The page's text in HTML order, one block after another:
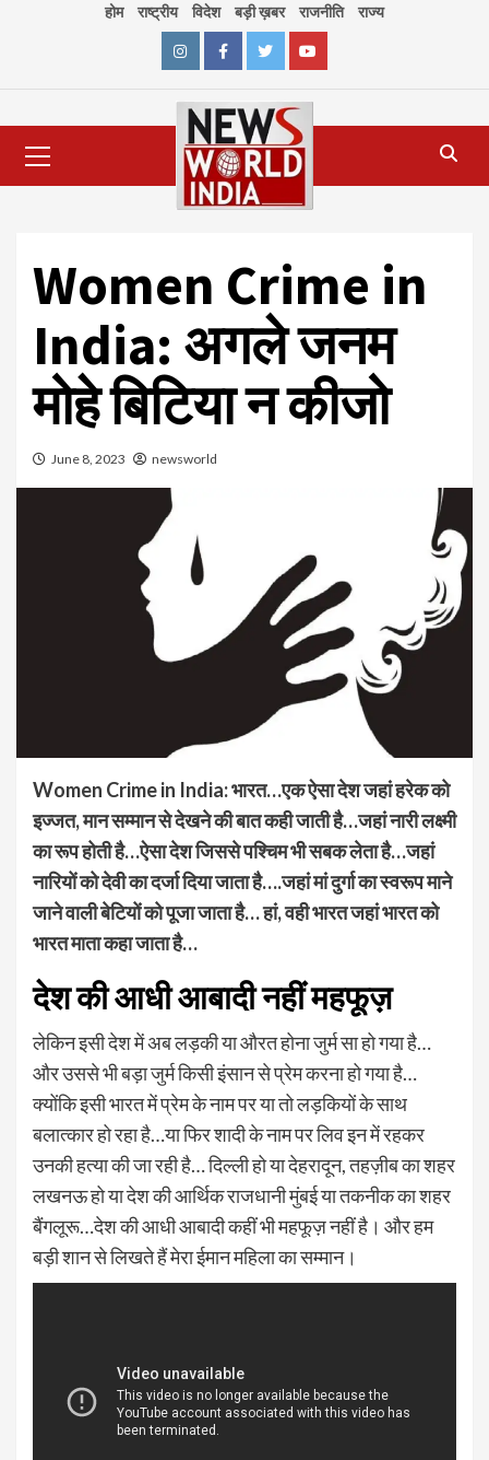
होम राष्ट्रीय विदेश बड़ी ख़बर राजनीति राज्य
InstagramFacebookTwitterYoutube
Menu
Women Crime in
India: अगले जनम
मोहे बिटिया न कीजो
June 8, 2023 newsworld
Women Crime in India: भारत…एक ऐसा देश जहां हरेक को
इज्जत, मान सम्मान से देखने की बात कही जाती है…जहां नारी लक्ष्मी
का रूप होती है…ऐसा देश जिससे पश्चिम भी सबक लेता है…जहां
नारियों को देवी का दर्जा दिया जाता है….जहां मां दुर्गा का स्वरूप माने
जाने वाली बेटियों को पूजा जाता है… हां, वही भारत जहां भारत को
भारत माता कहा जाता है…
देश की आधी आबादी नहीं महफूज़
लेकिन इसी देश में अब लड़की या औरत होना जुर्म सा हो गया है…
और उससे भी बड़ा जुर्म किसी इंसान से प्रेम करना हो गया है…
क्योंकि इसी भारत में प्रेम के नाम पर या तो लड़कियों के साथ
बलात्कार हो रहा है…या फिर शादी के नाम पर लिव इन में रहकर
उनकी हत्या की जा रही है… दिल्ली हो या देहरादून, तहज़ीब का शहर
लखनऊ हो या देश की आर्थिक राजधानी मुंबई या तकनीक का शहर
बैंगलूरू…देश की आधी आबादी कहीं भी महफूज़ नहीं है। और हम
बड़ी शान से लिखते हैं मेरा ईमान महिला का सम्मान।